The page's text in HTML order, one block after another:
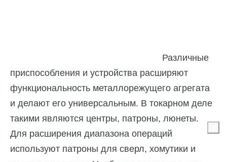
Различные
приспособления и устройства расширяют
функциональность металлорежущего агрегата
и делают его универсальным. В токарном деле
такими являются центры, патроны, люнеты.
Для расширения диапазона операций
используют патроны для сверл, хомутики и